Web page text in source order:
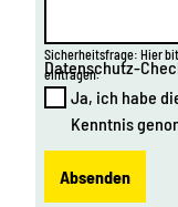
Sicherheitsfrage: Hier
eintragen.
Datenschutz-
Ja, ich habe
Kenntnis
Absenden